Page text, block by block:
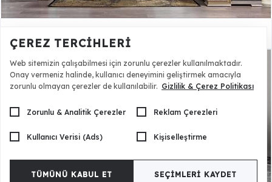
ÇEREZ TERCIHLERI
Web sitemizin çalışabilmesi için zorunlu çerezler kullanılmaktadır.
Onay vermeniz halinde, kullanıcı deneyimini geliştirmek amacıyla
zorunlu olmayan çerezler de kullanılabilir. Gizlilik & Çerez Politikası
Zorunlu & Analitik Çerezler Reklam Çerezleri
Kullanıcı Verisi (Ads) Kişiselleştirme
TÜMÜNÜ KABUL ET SEÇIMLERI KAYDET